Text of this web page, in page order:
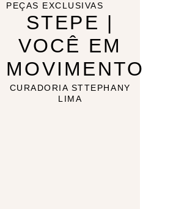
PEÇAS EXCLUSIVAS
STEPE |
VOCÊ EM
MOVIMENTO
CURADORIA STTEPHANY
LIMA